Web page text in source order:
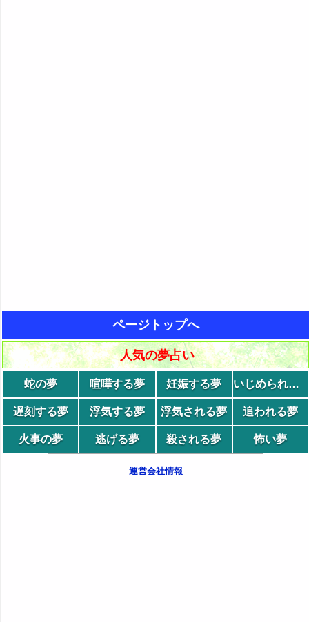
ページトップへ
人気の夢占い
蛇の夢 喧嘩する夢 妊娠する夢 いじめられる夢
遅刻する夢 浮気する夢 浮気される夢 追われる夢
火事の夢 逃げる夢 殺される夢 怖い夢
運営会社情報